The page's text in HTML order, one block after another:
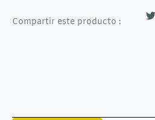
Compartir este producto :